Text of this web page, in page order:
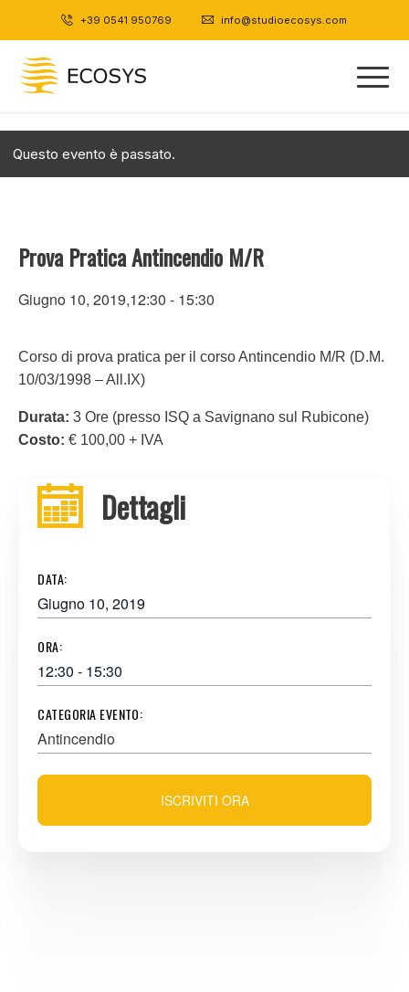
+39 0541 950769 info@studioecosys.com
Questo evento è passato.
Prova Pratica Antincendio M/R
Giugno 10, 2019,12:30 - 15:30
Corso di prova pratica per il corso Antincendio M/R (D.M.
10/03/1998 – All.IX)
Durata: 3 Ore (presso ISQ a Savignano sul Rubicone)
Costo: € 100,00 + IVA
Dettagli
DATA:
Giugno 10, 2019
ORA:
12:30 - 15:30
CATEGORIA EVENTO:
Antincendio
ISCRIVITI ORA